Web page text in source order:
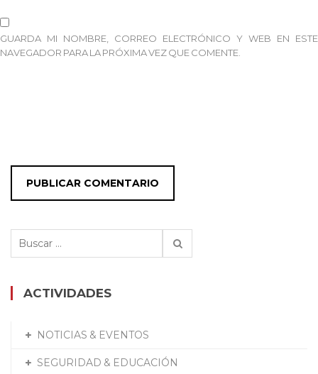
GUARDA MI NOMBRE, CORREO ELECTRÓNICO Y WEB EN ESTE
NAVEGADOR PARA LA PRÓXIMA VEZ QUE COMENTE.
Buscar:
ACTIVIDADES
NOTICIAS & EVENTOS
SEGURIDAD & EDUCACIÓN